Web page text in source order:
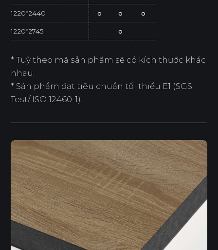
1220*2440 o o o
1220*2745 o
* Tuỳ theo mã sản phẩm sẽ có kích thước khác
nhau.
* Sản phẩm đạt tiêu chuẩn tối thiểu E1 (SGS
Test/ ISO 12460-1).